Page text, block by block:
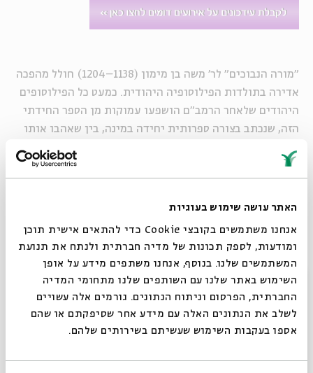
האתר עושה שימוש בעוגיות
אנחנו משתמשים בקובצי Cookie כדי להתאים אישית תוכן
ומודעות, לספק תכונות של מדיה חברתית ולנתח את תנועת
המשתמשים שלנו. בנוסף, אנחנו משתפים מידע על אופן
השימוש באתר שלנו עם השותפים שלנו מתחומי המדיה
החברתית, הפרסום וניתוח הנתונים. גורמים אלה עשויים
לשלב את הנתונים האלה עם מידע אחר שסיפקתם או שהם
אספו בעקבות השימוש שעשיתם בשירותים שלהם.
"מורה הנבוכים" לר' משה בן מימון (1138–1204) חולל מהפכה
אדירה בתולדות הפילוסופיה היהודית. כמעט כל הפילוסופים
היהודים שלאחר הרמב"ם הושפעו עמוקות מן הספר החידתי
הזה, שנכתב בצורה ספרותית יחידה במינה, בין שאהבו אותו
ובין שתקפו את מחברו. בסדרה שלנו נשתדל לפענח את
חידותיו המופלאות של הספר ולברר את דעתו של הרמב"ם
בפילוסופיה היהודית בימי הביניים ובעת החדשה. הוא חתן
פרס אמ"ת במדעי הרוח (לשנת 2009).
א–ה | 5.12–16.12 | א–יב בטבת | 9:00 | ZOOM
סגור